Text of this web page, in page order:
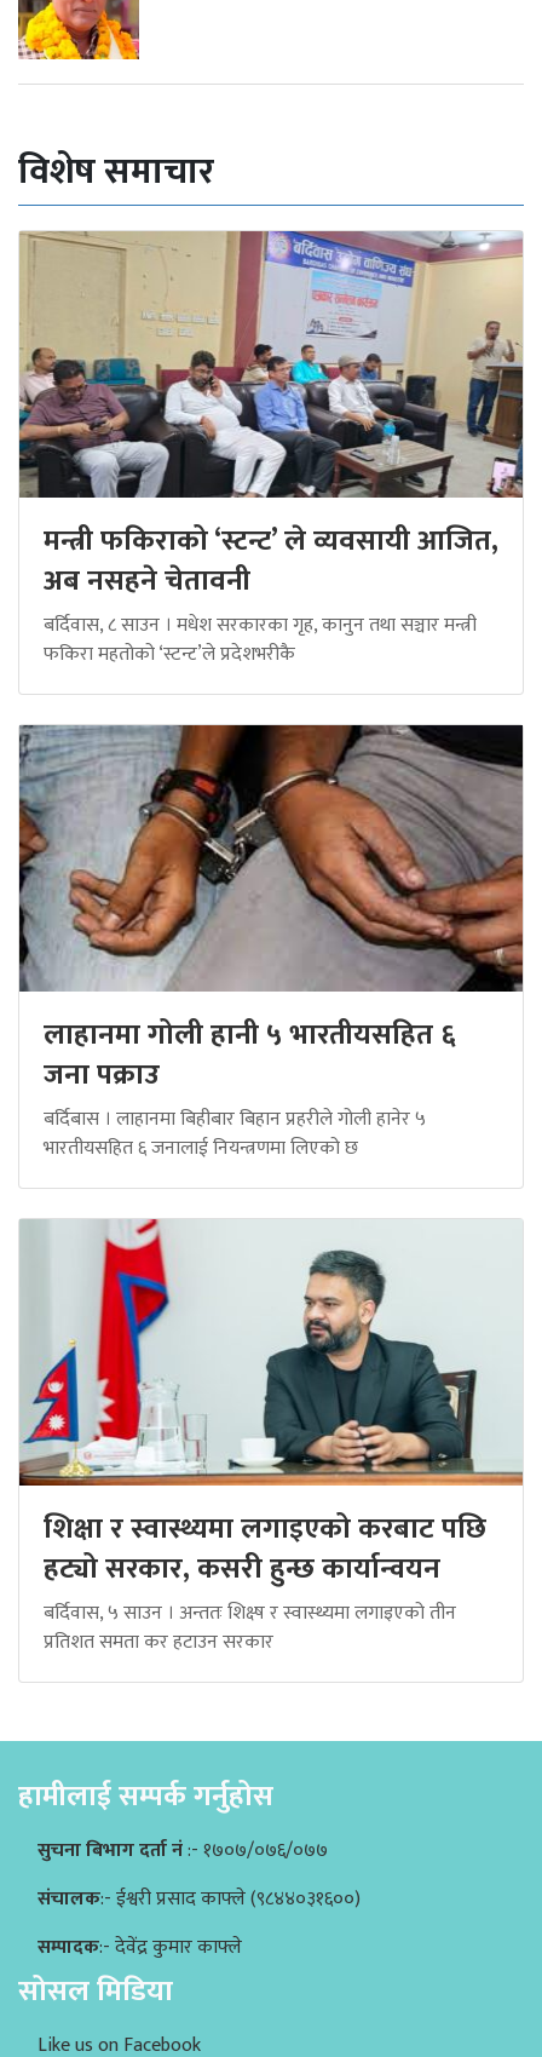
विशेष समाचार
मन्त्री फकिराको ‘स्टन्ट’ ले व्यवसायी आजित,
अब नसहने चेतावनी
बर्दिवास, ८ साउन । मधेश सरकारका गृह, कानुन तथा सञ्चार मन्त्री
फकिरा महतोको ‘स्टन्ट’ले प्रदेशभरीकै
लाहानमा गोली हानी ५ भारतीयसहित ६
जना पक्राउ
बर्दिबास । लाहानमा बिहीबार बिहान प्रहरीले गोली हानेर ५
भारतीयसहित ६ जनालाई नियन्त्रणमा लिएको छ
शिक्षा र स्वास्थ्यमा लगाइएको करबाट पछि
हट्यो सरकार, कसरी हुन्छ कार्यान्वयन
बर्दिवास, ५ साउन । अन्ततः शिक्ष्ष र स्वास्थ्यमा लगाइएको तीन
प्रतिशत समता कर हटाउन सरकार
हामीलाई सम्पर्क गर्नुहोस
सुचना बिभाग दर्ता नं:- १७०७/०७६/०७७
संचालक:- ईश्वरी प्रसाद काफ्ले (९८४४०३१६००)
सम्पादक:- देवेंद्र कुमार काफ्ले
सोसल मिडिया
Like us on Facebook